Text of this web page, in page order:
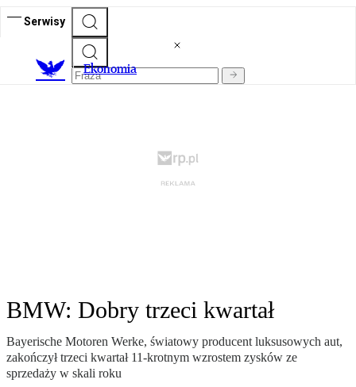
Serwisy
Ekonomia
BMW: Dobry trzeci kwartał
Bayerische Motoren Werke, światowy producent luksusowych aut,
zakończył trzeci kwartał 11-krotnym wzrostem zysków ze
sprzedaży w skali roku